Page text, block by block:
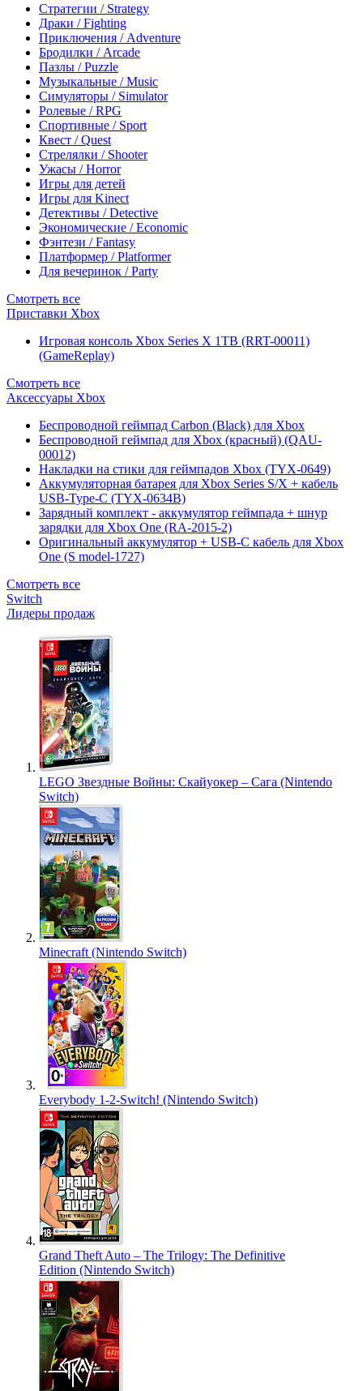
Стратегии / Strategy
Драки / Fighting
Приключения / Adventure
Бродилки / Arcade
Пазлы / Puzzle
Музыкальные / Music
Симуляторы / Simulator
Ролевые / RPG
Спортивные / Sport
Квест / Quest
Стрелялки / Shooter
Ужасы / Horror
Игры для детей
Игры для Kinect
Детективы / Detective
Экономические / Economic
Фэнтези / Fantasy
Платформер / Platformer
Для вечеринок / Party
Смотреть все
Приставки Xbox
Игровая консоль Xbox Series X 1TB (RRT-00011)
(GameReplay)
Смотреть все
Аксессуары Xbox
Беспроводной геймпад Carbon (Black) для Xbox
Беспроводной геймпад для Xbox (красный) (QAU-
00012)
Накладки на стики для геймпадов Xbox (TYX-0649)
Аккумуляторная батарея для Xbox Series S/X + кабель
USB-Type-C (TYX-0634B)
Зарядный комплект - аккумулятор геймпада + шнур
зарядки для Xbox One (RA-2015-2)
Оригинальный аккумулятор + USB-C кабель для Xbox
One (S model-1727)
Смотреть все
Switch
Лидеры продаж
LEGO Звездные Войны: Скайуокер – Сага (Nintendo
Switch)
Minecraft (Nintendo Switch)
Everybody 1-2-Switch! (Nintendo Switch)
Grand Theft Auto – The Trilogy: The Definitive
Edition (Nintendo Switch)